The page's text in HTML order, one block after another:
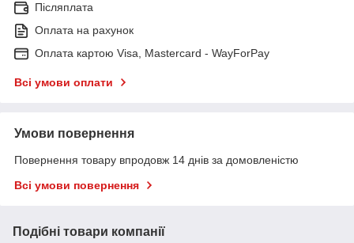
Післяплата
Оплата на рахунок
Оплата картою Visa, Mastercard - WayForPay
Всі умови оплати
Умови повернення
Повернення товару впродовж 14 днів за домовленістю
Всі умови повернення
Подібні товари компанії